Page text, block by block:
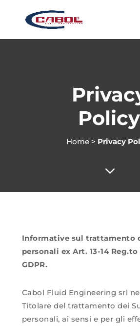
Policy
Home > Privacy
3
Informative sul trattamento
personali ex Art. 13-14 Reg.to
GDPR.
Cabol Fluid Engineering srl
Titolare del trattamento dei
personali, ai sensi e per gli